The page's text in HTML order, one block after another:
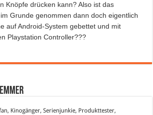
Knöpfe drücken kann? Also ist das
Grunde genommen dann doch eigentlich
auf Android-System gebettet und mit
Playstation Controller???
Kinogänger, Serienjunkie, Produkttester,